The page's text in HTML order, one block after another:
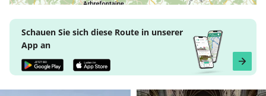
Schauen Sie sich diese Route in unserer
App an